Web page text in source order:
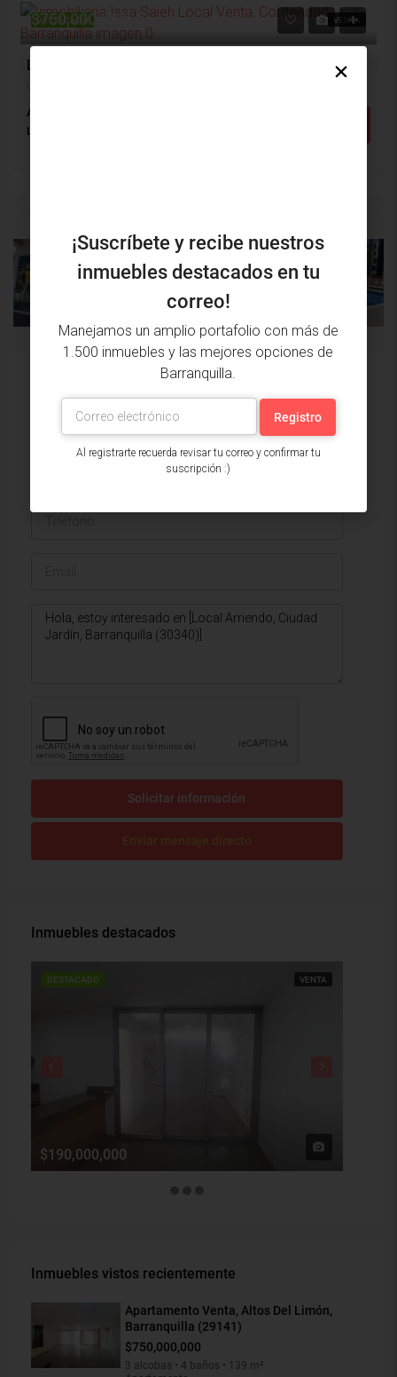
DESTACADO VENTA
$750,000,000
Local Venta, Cordialidad, Barranquilla (28137)
Alcobas: 5
Local
PROPIEDAD
PRÓXIMA
PROPIEDAD
Issa Saieh Inmobiliaria
Ver listados
Solicitar información
Inmuebles destacados
DESTACADO VENTA
$190,000,000
Inmuebles vistos recientemente
Apartamento Venta, Altos Del Limón,
Barranquilla (29141)
$750,000,000
3 alcobas • 4 baños • 139 m²
¡Suscríbete y recibe nuestros
inmuebles destacados en tu
correo!
Manejamos un amplio portafolio con más de
1.500 inmuebles y las mejores opciones de
Barranquilla.
Al registrarte recuerda revisar tu correo y confirmar tu
suscripción :)